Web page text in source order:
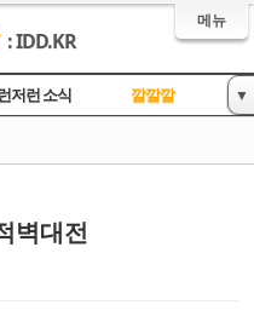
메뉴
: IDD.KR
저런 소식 깔깔깔 ▼
벽대전